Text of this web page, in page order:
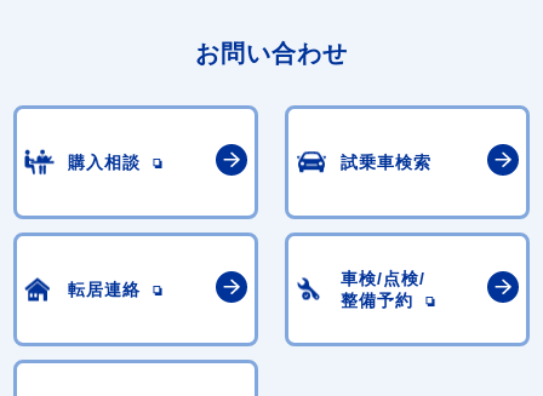
お問い合わせ
購入相談 試乗車検索
転居連絡
車検/点検/
整備予約